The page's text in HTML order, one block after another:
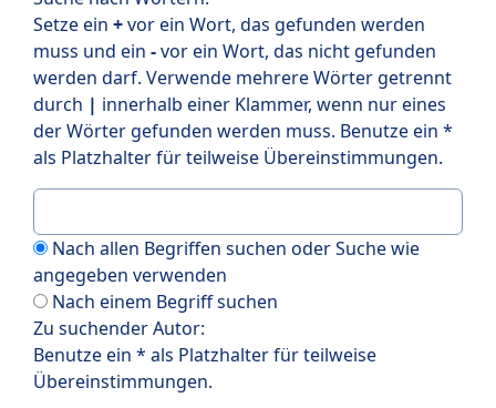
Setze ein +vor ein Wort, das gefunden werden
muss und ein -vor ein Wort, das nicht gefunden
werden darf. Verwende mehrere Wörter getrennt
durch | innerhalb einer Klammer, wenn nur eines
der Wörter gefunden werden muss. Benutze ein *
als Platzhalter für teilweise Übereinstimmungen.
Nach allen Begriffen suchen oder Suche wie
angegeben verwenden
Nach einem Begriff suchen
Zu suchender Autor:
Benutze ein * als Platzhalter für teilweise
Übereinstimmungen.